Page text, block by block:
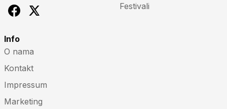
Festivali
Info
O nama
Kontakt
Impressum
Marketing